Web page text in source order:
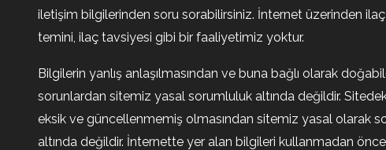
iletişim bilgilerinden soru sorabilirsiniz. İnternet üzerinden ilaç
temini, ilaç tavsiyesi gibi bir faaliyetimiz yoktur.
Bilgilerin yanlış anlaşılmasından ve buna bağlı olarak
sorunlardan sitemiz yasal sorumluluk altında değildir.
eksik ve güncellenmemiş olmasından sitemiz yasal olarak
altında değildir. İnternette yer alan bilgileri kullanmadan